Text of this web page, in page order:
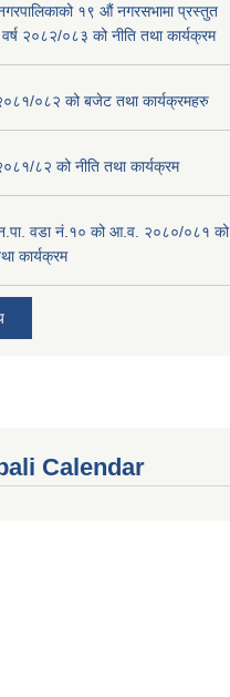
१९ औं नगरसभामा प्रस्तुत
२०८२/०८३ को नीति तथा कार्यक्रम
०८२ को बजेट तथा कार्यक्रमहरु
८२ को नीति तथा कार्यक्रम
न.पा. वडा नं.१० को आ.व. २०८०/०८१ को
कार्यक्रम
Calendar